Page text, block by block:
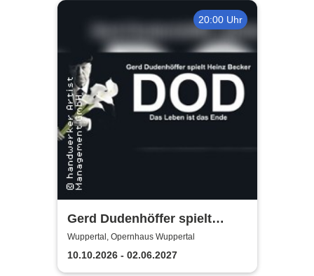
20:00 Uhr
Gerd Dudenhöffer spielt
Heinz Becker
Wuppertal, Opernhaus Wuppertal
10.10.2026 - 02.06.2027